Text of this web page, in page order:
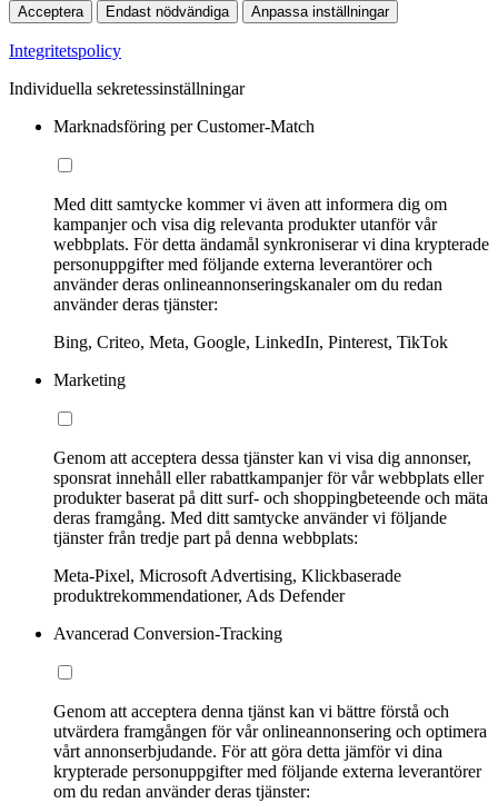
Acceptera Endast nödvändiga Anpassa inställningar
Integritetspolicy
Individuella sekretessinställningar
Marknadsföring per Customer-Match
Med ditt samtycke kommer vi även att informera dig om
kampanjer och visa dig relevanta produkter utanför vår
webbplats. För detta ändamål synkroniserar vi dina krypterade
personuppgifter med följande externa leverantörer och
använder deras onlineannonseringskanaler om du redan
använder deras tjänster:
Bing, Criteo, Meta, Google, LinkedIn, Pinterest, TikTok
Marketing
Genom att acceptera dessa tjänster kan vi visa dig annonser,
sponsrat innehåll eller rabattkampanjer för vår webbplats eller
produkter baserat på ditt surf- och shoppingbeteende och mäta
deras framgång. Med ditt samtycke använder vi följande
tjänster från tredje part på denna webbplats:
Meta-Pixel, Microsoft Advertising, Klickbaserade
produktrekommendationer, Ads Defender
Avancerad Conversion-Tracking
Genom att acceptera denna tjänst kan vi bättre förstå och
utvärdera framgången för vår onlineannonsering och optimera
vårt annonserbjudande. För att göra detta jämför vi dina
krypterade personuppgifter med följande externa leverantörer
om du redan använder deras tjänster: